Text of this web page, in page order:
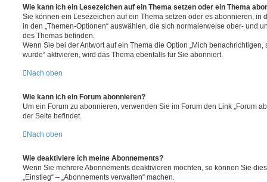
Wie kann ich ein Lesezeichen auf ein Thema setzen oder ein Thema
Sie können ein Lesezeichen auf ein Thema setzen oder es abonnieren, in
in den „Themen-Optionen“ auswählen, die sich normalerweise ober- und
des Themas befinden.
Wenn Sie bei der Antwort auf ein Thema die Option „Mich
wurde“ aktivieren, wird das Thema ebenfalls für Sie abonniert.
Nach oben
Wie kann ich ein Forum abonnieren?
Um ein Forum zu abonnieren, verwenden Sie im Forum den Link „Forum
der Seite befindet.
Nach oben
Wie deaktiviere ich meine Abonnements?
Wenn Sie mehrere Abonnements deaktivieren möchten, so können Sie
„Einstieg“ – „Abonnements verwalten“ machen.